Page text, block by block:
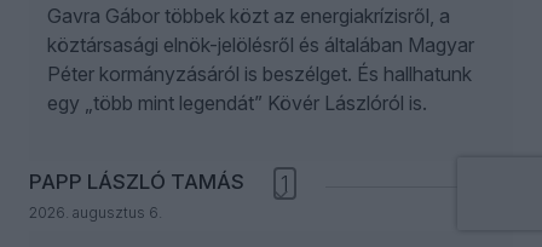
Gavra Gábor többek közt az energiakrízisről, a
köztársasági elnök-jelölésről és általában Magyar
Péter kormányzásáról is beszélget. És hallhatunk
egy „több mint legendát” Kövér Lászlóról is.
PAPP LÁSZLÓ TAMÁS
2026. augusztus 6.
1